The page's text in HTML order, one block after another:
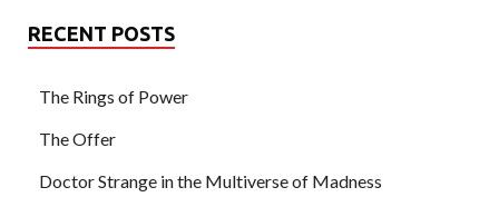
RECENT POSTS
The Rings of Power
The Offer
Doctor Strange in the Multiverse of Madness